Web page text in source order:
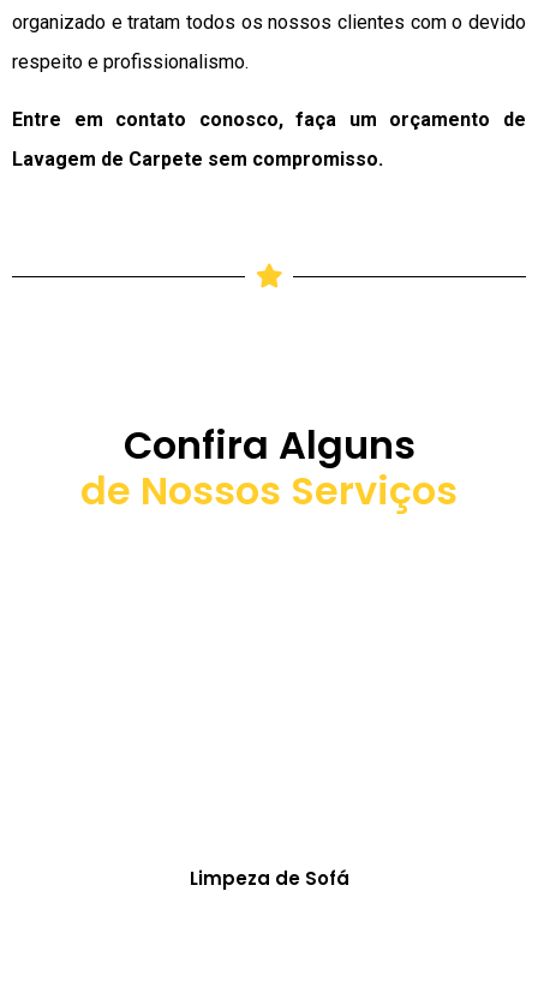
organizado e tratam todos os nossos clientes com o devido
respeito e profissionalismo.
Entre em contato conosco, faça um orçamento de
Lavagem de Carpete sem compromisso.
Confira Alguns
de Nossos Serviços
Limpeza de Sofá